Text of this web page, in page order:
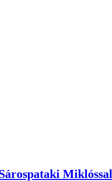
Miklóssal